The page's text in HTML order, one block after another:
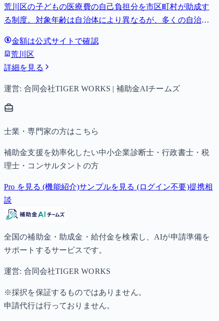
荒川区の子どもの医療費の自己負担分を市区町村が助成す
る制度。対象年齢は自治体により異なるが、多くの自治体
金額は公式サイトで確認
荒川区
詳細を見る
運営: 合同会社TIGER WORKS | 補助金AIチームズ
士業・専門家の方はこちら
補助金支援を効率化したい中小企業診断士・行政書士・税
理士・コンサルタントの方
Pro を見る (機能紹介)サンプルを見る (ログイン不要)提携相
談
全国の補助金・助成金・給付金を検索し、AIが申請準備を
サポートするサービスです。
運営: 合同会社TIGER WORKS
※採択を保証するものではありません。
申請代行は行っておりません。